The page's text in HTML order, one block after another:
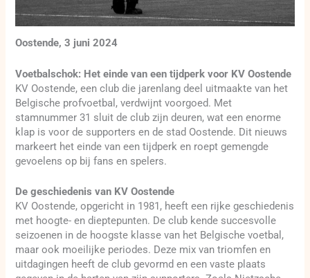
Oostende, 3 juni 2024
Voetbalschok: Het einde van een tijdperk voor KV Oostende
KV Oostende, een club die jarenlang deel uitmaakte van het
Belgische profvoetbal, verdwijnt voorgoed. Met
stamnummer 31 sluit de club zijn deuren, wat een enorme
klap is voor de supporters en de stad Oostende. Dit nieuws
markeert het einde van een tijdperk en roept gemengde
gevoelens op bij fans en spelers.
De geschiedenis van KV Oostende
KV Oostende, opgericht in 1981, heeft een rijke geschiedenis
met hoogte- en dieptepunten. De club kende succesvolle
seizoenen in de hoogste klasse van het Belgische voetbal,
maar ook moeilijke periodes. Deze mix van triomfen en
uitdagingen heeft de club gevormd en een vaste plaats